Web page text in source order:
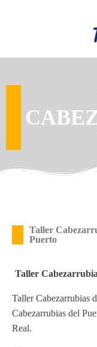
Taller
Puerto
Taller
Taller Cabezarrubias
Cabezarrubias del
Real.